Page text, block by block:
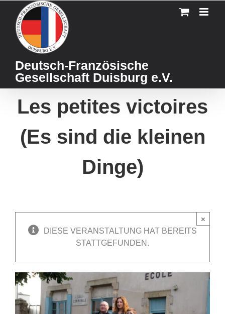
content
Deutsch-Französische
Gesellschaft Duisburg e.V.
Les petites victoires
(Es sind die kleinen
Dinge)
DIESE VERANSTALTUNG HAT BEREITS
STATTGEFUNDEN.
×